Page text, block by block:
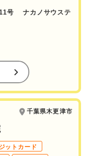
11号 ナカノサウステ
千葉県木更津市
ットカード